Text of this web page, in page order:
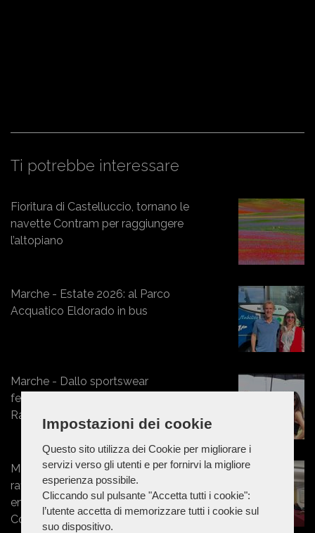
Impostazioni dei cookie
Questo sito utilizza dei Cookie per migliorare i
servizi verso gli utenti e per fornirvi la migliore
esperienza possibile.
Cliccando sul pulsante "Accetta tutti i cookie":
l’utente accetta di memorizzare tutti i cookie sul
suo dispositivo.
Ti potrebbe interessare
Fioritura di Castelluccio, tornano le
navette Contram per raggiungere
l’altopiano
Marche - Estate 2026: al Parco
Acquatico Eldorado in bus
Marche - Dallo sportswear
femminile al mondo dei motori:
Rashway conquista la Superbike
Marche - Energia, Federbim a Visso:
rafforzare sistema idrico e
energetico per valorizzare singoli
Comuni